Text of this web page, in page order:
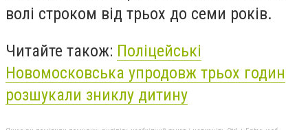
волі строком від трьох до семи років.
Читайте також: Поліцейські
Новомосковська упродовж трьох годин
розшукали зниклу дитину